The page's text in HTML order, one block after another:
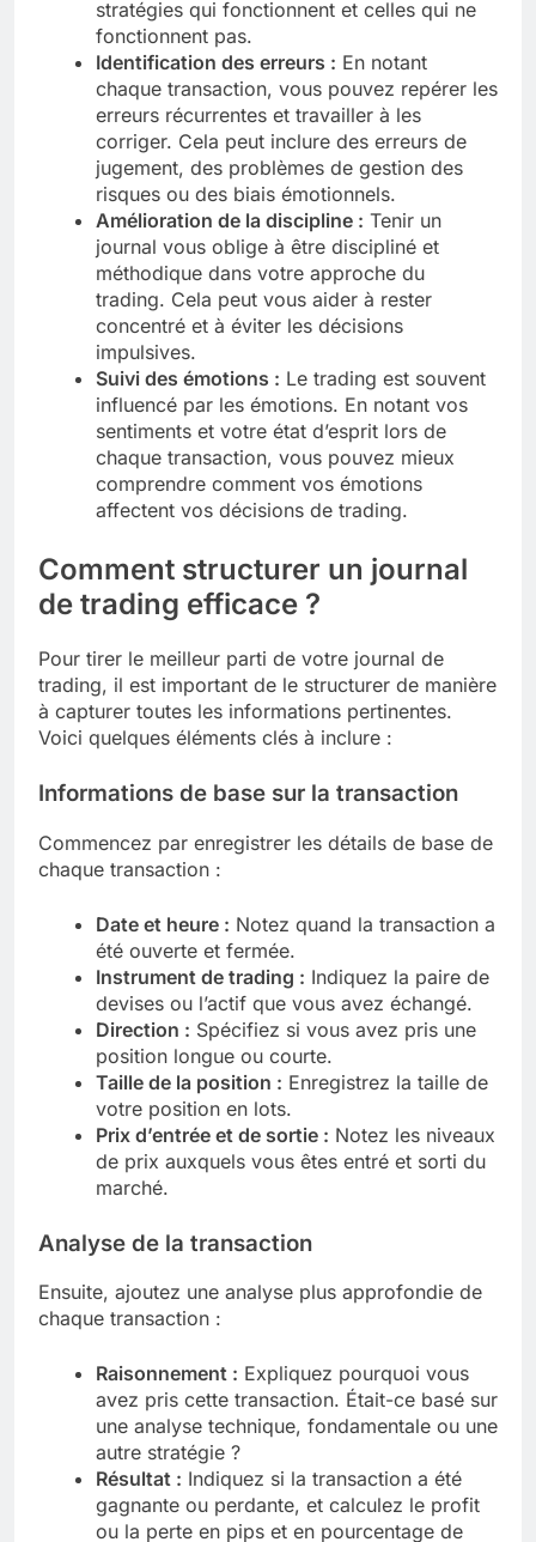
stratégies qui fonctionnent et celles qui ne
fonctionnent pas.
Identification des erreurs : En notant
chaque transaction, vous pouvez repérer les
erreurs récurrentes et travailler à les
corriger. Cela peut inclure des erreurs de
jugement, des problèmes de gestion des
risques ou des biais émotionnels.
Amélioration de la discipline : Tenir un
journal vous oblige à être discipliné et
méthodique dans votre approche du
trading. Cela peut vous aider à rester
concentré et à éviter les décisions
impulsives.
Suivi des émotions : Le trading est souvent
influencé par les émotions. En notant vos
sentiments et votre état d’esprit lors de
chaque transaction, vous pouvez mieux
comprendre comment vos émotions
affectent vos décisions de trading.
Comment structurer un journal
de trading efficace ?
Pour tirer le meilleur parti de votre journal de
trading, il est important de le structurer de manière
à capturer toutes les informations pertinentes.
Voici quelques éléments clés à inclure :
Informations de base sur la transaction
Commencez par enregistrer les détails de base de
chaque transaction :
Date et heure : Notez quand la transaction a
été ouverte et fermée.
Instrument de trading : Indiquez la paire de
devises ou l’actif que vous avez échangé.
Direction : Spécifiez si vous avez pris une
position longue ou courte.
Taille de la position : Enregistrez la taille de
votre position en lots.
Prix d’entrée et de sortie : Notez les niveaux
de prix auxquels vous êtes entré et sorti du
marché.
Analyse de la transaction
Ensuite, ajoutez une analyse plus approfondie de
chaque transaction :
Raisonnement : Expliquez pourquoi vous
avez pris cette transaction. Était-ce basé sur
une analyse technique, fondamentale ou une
autre stratégie ?
Résultat : Indiquez si la transaction a été
gagnante ou perdante, et calculez le profit
ou la perte en pips et en pourcentage de